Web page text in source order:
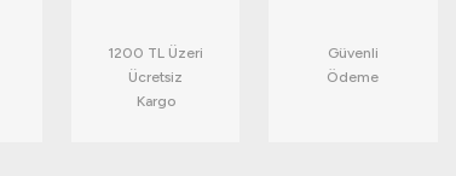
1200 TL Üzeri
Ücretsiz
Kargo
Güvenli
Ödeme